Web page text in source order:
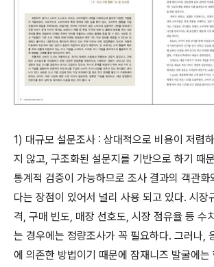
1) 대규모 설문조사 : 상대적으로 비용이 저렴
지 않고, 구조화된 설문지를 기반으로 하기 때
통계적 검증이 가능하므로 조사 결과의 객관화
다는 장점이 있어서 널리 사용 되고 있다. 시장
격, 구매 빈도, 매장 선호도, 시장 점유율 등 수
는 경우에는 정량조사가 꼭 필요하다. 그러나,
에 의존한 방법이기 때문에 잠재니즈 발굴에는